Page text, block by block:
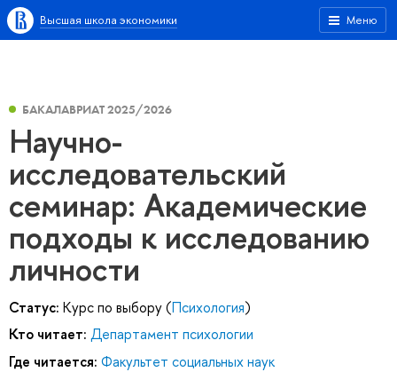
Меню
Высшая школа экономики
БАКАЛАВРИАТ 2025/2026
Научно-
исследовательский
семинар: Академические
подходы к исследованию
личности
Статус: Курс по выбору (Психология)
Кто читает: Департамент психологии
Где читается: Факультет социальных наук